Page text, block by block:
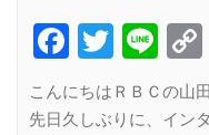
Facebook
Twitter
Line
こんにちはＲＢＣの山
先日久しぶりに、イン